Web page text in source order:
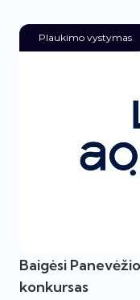
Plaukimo vystymas
Baigėsi
konkursas